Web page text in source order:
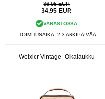
36,95 EUR
34,95 EUR
VARASTOSSA
TOIMITUSAIKA: 2-3 ARKIPÄIVÄÄ
Weixier Vintage -Olkalaukku